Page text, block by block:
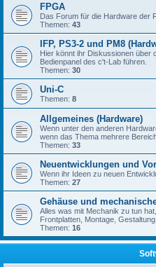
FPGA
Das Forum für die Hardware der
Themen: 43
IFP, PS3-2 und PM8
Hier könnt ihr Diskussionen über
Bedienpanel des c't-Lab führen.
Themen: 30
Uni-C
Themen: 8
Allgemeines (Hardware)
Wenn unter den anderen
wenn das Thema mehrere
Themen: 33
Neuentwicklungen und
Wenn ihr Ideen zu neuen
Themen: 27
Gehäuse und
Alles was mit Mechanik zu tun
Frontplatten, Montage, Gestaltung,
Themen: 16